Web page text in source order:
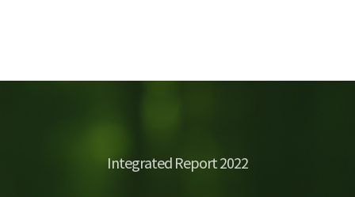
Integrated Report 2022